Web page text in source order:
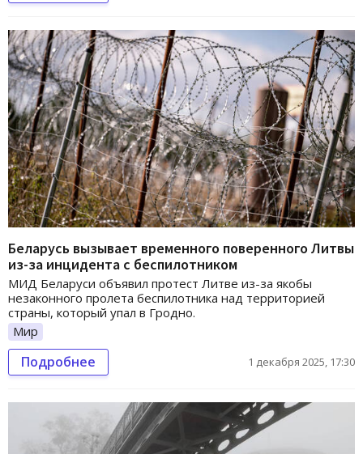
Беларусь вызывает временного поверенного Литвы
из-за инцидента с беспилотником
МИД Беларуси объявил протест Литве из-за якобы
незаконного пролета беспилотника над территорией
страны, который упал в Гродно.
Мир
Подробнее 1 декабря 2025, 17:30